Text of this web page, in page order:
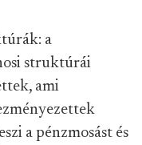
a
struktúrái
ami
a pénzmosást és